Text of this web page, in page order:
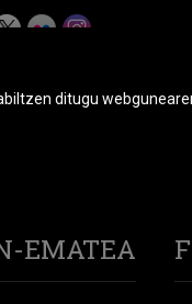
EMATEA
ditugu